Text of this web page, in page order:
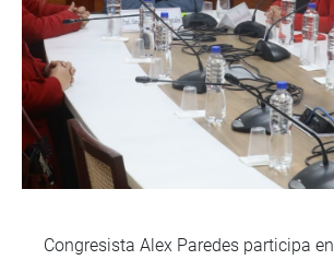
Congresista Alex Paredes participa